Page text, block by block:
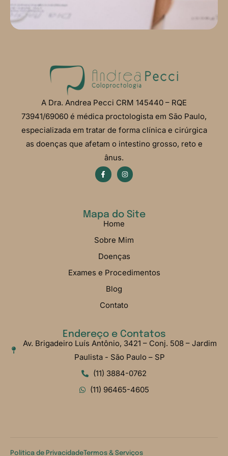
A Dra. Andrea Pecci CRM 145440 – RQE
73941/69060 é médica proctologista em São Paulo,
especializada em tratar de forma clínica e cirúrgica
as doenças que afetam o intestino grosso, reto e
ânus.
Mapa do Site
Home
Sobre Mim
Doenças
Exames e Procedimentos
Blog
Contato
Endereço e Contatos
Av. Brigadeiro Luís Antônio, 3421 – Conj. 508 – Jardim
Paulista - São Paulo – SP
(11) 3884-0762
(11) 96465-4605
Política de Privacidade Termos & Serviços